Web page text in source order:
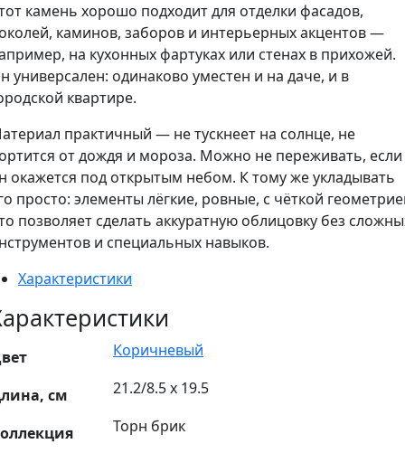
камень хорошо подходит для отделки фасадов,
каминов, заборов и интерьерных акцентов —
на кухонных фартуках или стенах в прихожей.
универсален: одинаково уместен и на даче, и в
квартире.
практичный — не тускнеет на солнце, не
от дождя и мороза. Можно не переживать, если
окажется под открытым небом. К тому же укладывать
просто: элементы лёгкие, ровные, с чёткой
позволяет сделать аккуратную облицовку без
и специальных навыков.
Характеристики
Коричневый
см 21.2/8.5 х 19.5
Торн брик